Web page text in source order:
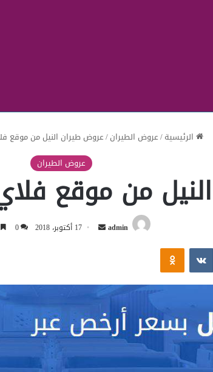
الرئيسية/عروض الطيران/عروض طيران النيل من موقع
عروض الطيران
من موقع
admin
أرسل 17 أكتوبر، 2018 0
Odnoklassniki